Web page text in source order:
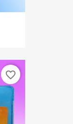
favorite_border